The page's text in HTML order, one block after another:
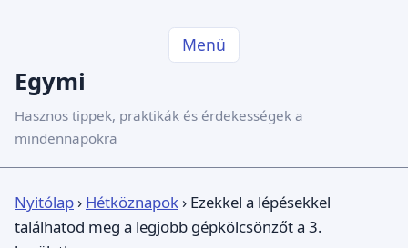
Menü
Egymi
Hasznos tippek, praktikák és érdekességek a
mindennapokra
Nyitólap› Hétköznapok› Ezekkel a lépésekkel
találhatod meg a legjobb gépkölcsönzőt a 3.